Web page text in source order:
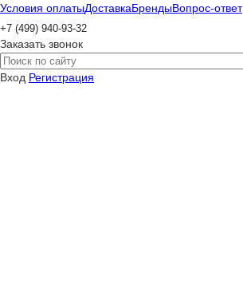
Условия оплатыДоставкаБрендыВопрос-ответ
+7 (499) 940-93-32
Заказать звонок
Вход Регистрация